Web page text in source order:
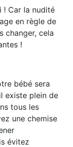
! Car la nudité
en règle de
changer, cela
!
bébé sera
existe plein de
tous les
une chemise
évitez